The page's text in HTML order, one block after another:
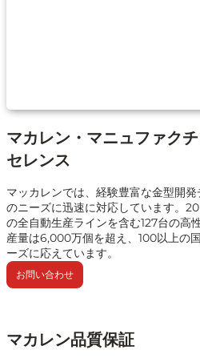
マカレン・マニュファク
セレンス
マッカレンでは、経験豊富な金型開
のニーズに迅速に対応しています。
の全自動生産ラインを含む127台の高
産量は6,000万個を超え、100以上の
ーズに応えています。
お問い合わせ
マカレン品質保証